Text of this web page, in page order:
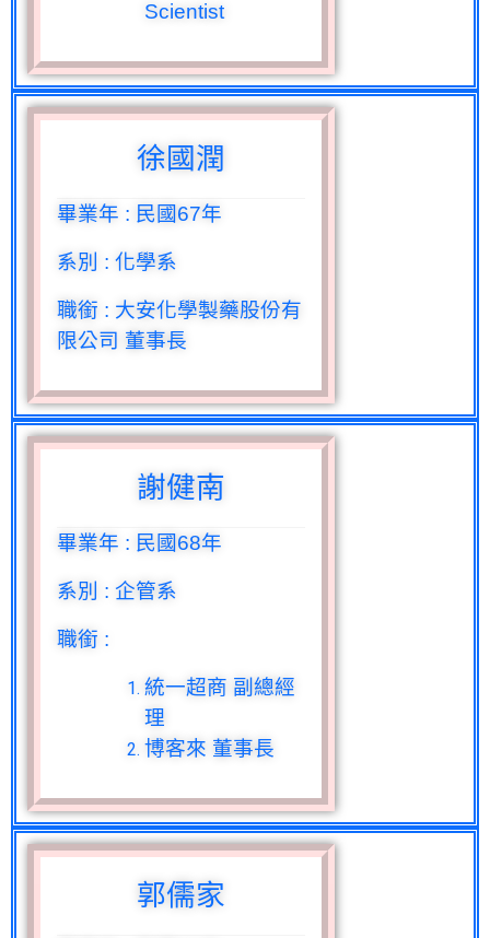
Scientist
徐國潤
畢業年 : 民國67年
系別 : 化學系
職銜 : 大安化學製藥股份有
限公司 董事長
謝健南
畢業年 : 民國68年
系別 : 企管系
職銜 :
統一超商 副總經
理
博客來 董事長
郭儒家